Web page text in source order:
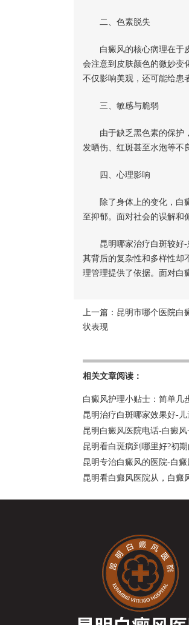
二、色素脱失
白癜风的核心病理在于皮
会注意到皮肤颜色的微妙变
不仅影响美观，还可能给患
三、敏感与脆弱
由于缺乏黑色素的保护，
发晒伤、红斑甚至水泡等不
四、心理影响
除了身体上的变化，白癜
至抑郁。面对社会的误解和
昆明哪家治疗白斑较好-
其背后的复杂性和多样性却
理管理提供了依据。面对白
上一篇： 昆明市哪个医院白
状表现
相关文章阅读：
白癜风护理小贴士：简单几
昆明治疗白斑哪家效果好-
昆明白癜风医院电话-白癜
昆明看白斑病到哪里好?初
昆明专治白癜风的医院-白
昆明看白癜风医院从，白癜